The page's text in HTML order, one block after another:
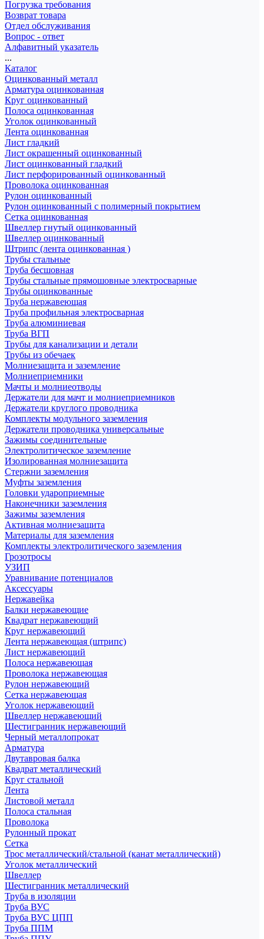
Погрузка требования
Возврат товара
Отдел обслуживания
Вопрос - ответ
Алфавитный указатель
...
Каталог
Оцинкованный металл
Арматура оцинкованная
Круг оцинкованный
Полоса оцинкованная
Уголок оцинкованный
Лента оцинкованная
Лист гладкий
Лист окрашенный оцинкованный
Лист оцинкованный гладкий
Лист перфорированный оцинкованный
Проволока оцинкованная
Рулон оцинкованный
Рулон оцинкованный с полимерный покрытием
Сетка оцинкованная
Швеллер гнутый оцинкованный
Швеллер оцинкованный
Штрипс (лента оцинкованная )
Трубы стальные
Труба бесшовная
Трубы стальные прямошовные электросварные
Трубы оцинкованные
Труба нержавеющая
Труба профильная электросварная
Труба алюминиевая
Труба ВГП
Трубы для канализации и детали
Трубы из обечаек
Молниезащита и заземление
Молниеприемники
Мачты и молниеотводы
Держатели для мачт и молниеприемников
Держатели круглого проводника
Комплекты модульного заземления
Держатели проводника универсальные
Зажимы соединительные
Электролитическое заземление
Изолированная молниезащита
Стержни заземления
Муфты заземления
Головки удароприемные
Наконечники заземления
Зажимы заземления
Активная молниезащита
Материалы для заземления
Комплекты электролитического заземления
Грозотросы
УЗИП
Уравнивание потенциалов
Аксессуары
Нержавейка
Балки нержавеющие
Квадрат нержавеющий
Круг нержавеющий
Лента нержавеющая (штрипс)
Лист нержавеющий
Полоса нержавеющая
Проволока нержавеющая
Рулон нержавеющий
Сетка нержавеющая
Уголок нержавеющий
Швеллер нержавеющий
Шестигранник нержавеющий
Черный металлопрокат
Арматура
Двутавровая балка
Квадрат металлический
Круг стальной
Лента
Листовой металл
Полоса стальная
Проволока
Рулонный прокат
Сетка
Трос металлический/стальной (канат металлический)
Уголок металлический
Швеллер
Шестигранник металлический
Труба в изоляции
Труба ВУС
Труба ВУС ЦПП
Труба ППМ